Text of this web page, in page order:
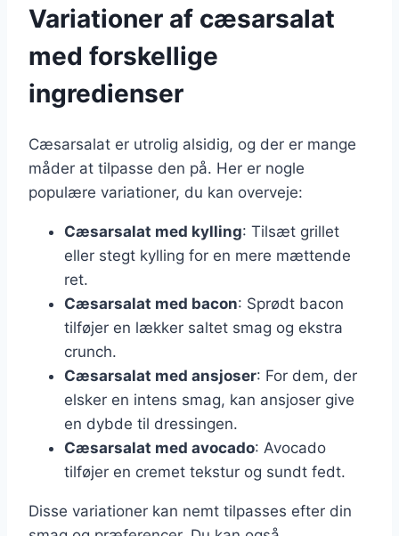
Variationer af cæsarsalat
med forskellige
ingredienser
Cæsarsalat er utrolig alsidig, og der er mange
måder at tilpasse den på. Her er nogle
populære variationer, du kan overveje:
Cæsarsalat med kylling: Tilsæt grillet
eller stegt kylling for en mere mættende
ret.
Cæsarsalat med bacon: Sprødt bacon
tilføjer en lækker saltet smag og ekstra
crunch.
Cæsarsalat med ansjoser: For dem, der
elsker en intens smag, kan ansjoser give
en dybde til dressingen.
Cæsarsalat med avocado: Avocado
tilføjer en cremet tekstur og sundt fedt.
Disse variationer kan nemt tilpasses efter din